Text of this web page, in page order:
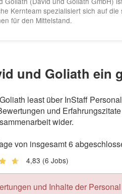
Kernteam spezialisiert sich auf
für den Mittelstand.
und Goliath ein
least über InStaff
und
wider.
von insgesamt 6
4,83 (6 Jobs)
und Inhalte der